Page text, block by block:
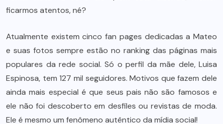
ficarmos atentos, né?
Atualmente existem cinco fan pages dedicadas a Mateo
e suas fotos sempre estão no ranking das páginas mais
populares da rede social. Só o perfil da mãe dele, Luisa
Espinosa, tem 127 mil seguidores. Motivos que fazem dele
ainda mais especial é que seus pais não são famosos e
ele não foi descoberto em desfiles ou revistas de moda.
Ele é mesmo um fenômeno autêntico da mídia social!